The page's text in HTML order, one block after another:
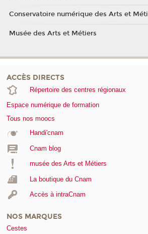
Conservatoire numérique des Arts et
Musée des Arts et Métiers
ACCÈS DIRECTS
Répertoire des centres régionaux
Espace numérique de formation
Tous nos moocs
Handi'cnam
Cnam blog
musée des Arts et Métiers
La boutique du Cnam
Accès à intraCnam
NOS MARQUES
Cestes